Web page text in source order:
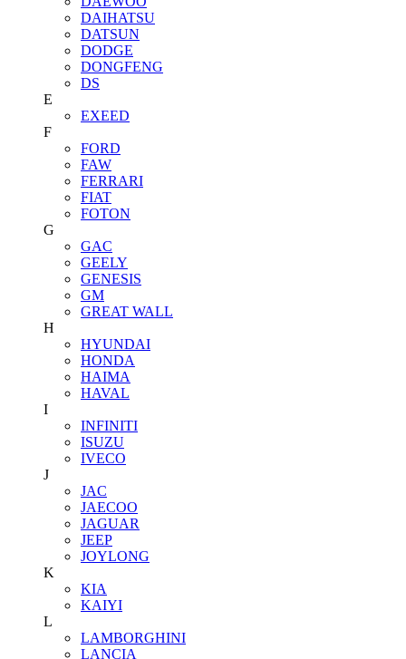
DAIHATSU
DATSUN
DODGE
DONGFENG
DS
E
EXEED
F
FORD
FAW
FERRARI
FIAT
FOTON
G
GAC
GEELY
GENESIS
GM
GREAT WALL
H
HYUNDAI
HONDA
HAIMA
HAVAL
I
INFINITI
ISUZU
IVECO
J
JAC
JAECOO
JAGUAR
JEEP
JOYLONG
K
KIA
KAIYI
L
LAMBORGHINI
LANCIA